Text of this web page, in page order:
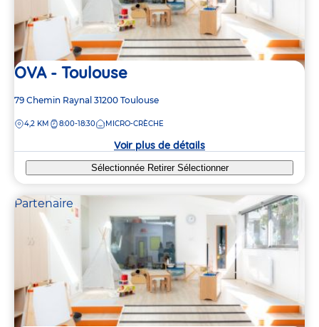
OVA - Toulouse
Adresse
la
79 Chemin Raynal 31200 Toulouse
DISTANCE
4,2 KM 8:00-18:30 MICRO-CRÈCHE
Voir plus de détails
Sélectionnée Retirer Sélectionner
Partenaire